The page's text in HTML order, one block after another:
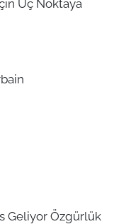
Üç Noktaya
Geliyor Özgürlük